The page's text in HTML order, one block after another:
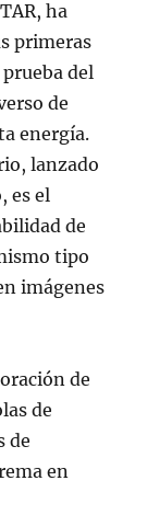
ha
primeras
del
de
energía.
lanzado
es el
de
tipo
imágenes
de
de
de
en